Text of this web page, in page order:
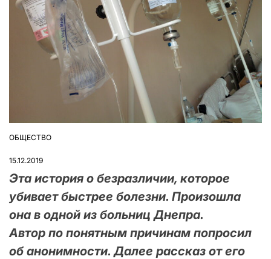
ОПУБЛІКУВАТИ
ОБЩЕСТВО
15.12.2019
Эта история о безразличии, которое
убивает быстрее болезни. Произошла
она в одной из больниц Днепра.
Автор по понятным причинам попросил
об анонимности. Далее рассказ от его